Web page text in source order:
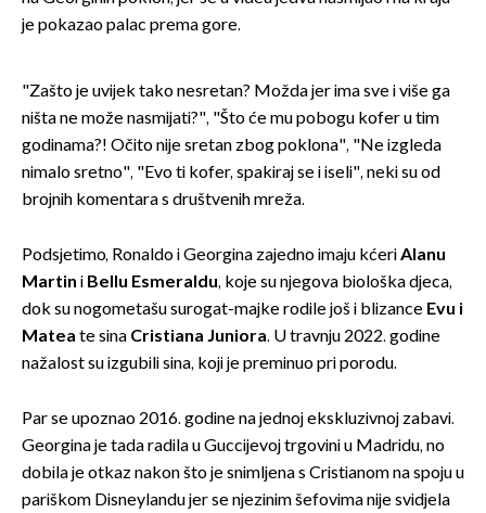
je pokazao palac prema gore.
"Zašto je uvijek tako nesretan? Možda jer ima sve i više ga
ništa ne može nasmijati?", "Što će mu pobogu kofer u tim
godinama?! Očito nije sretan zbog poklona", "Ne izgleda
nimalo sretno", "Evo ti kofer, spakiraj se i iseli", neki su od
brojnih komentara s društvenih mreža.
Podsjetimo, Ronaldo i Georgina zajedno imaju kćeriAlanu
Martin i Bellu Esmeraldu, koje su njegova biološka djeca,
dok su nogometašu surogat-majke rodile još i blizance Evu i
Matea te sina Cristiana Juniora. U travnju 2022. godine
nažalost su izgubili sina, koji je preminuo pri porodu.
Par se upoznao 2016. godine na jednoj ekskluzivnoj zabavi.
Georgina je tada radila u Guccijevoj trgovini u Madridu, no
dobila je otkaz nakon što je snimljena s Cristianom na spoju u
pariškom Disneylandu jer se njezinim šefovima nije svidjela